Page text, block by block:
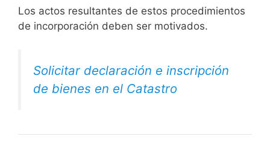
Los actos resultantes de estos procedimientos
de incorporación deben ser motivados.
Solicitar declaración e inscripción
de bienes en el Catastro